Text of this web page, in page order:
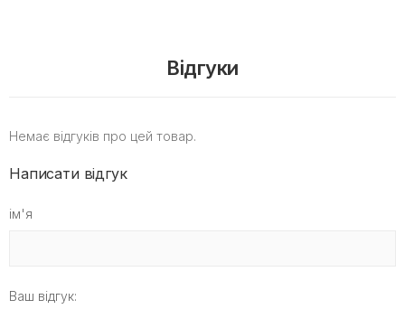
Відгуки
Немає відгуків про цей товар.
Написати відгук
ім'я
Ваш відгук: